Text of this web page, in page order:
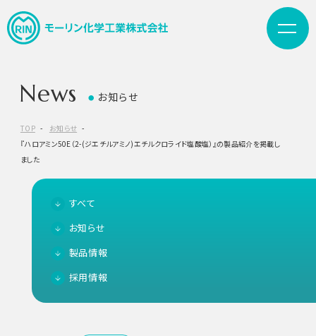
News ● お知らせ
TOP
お知らせ
『ハロアミン50E（2-(ジエチルアミノ)エチルクロライド塩酸塩）』の製品紹介を掲載し
ました
すべて
お知らせ
製品情報
採用情報